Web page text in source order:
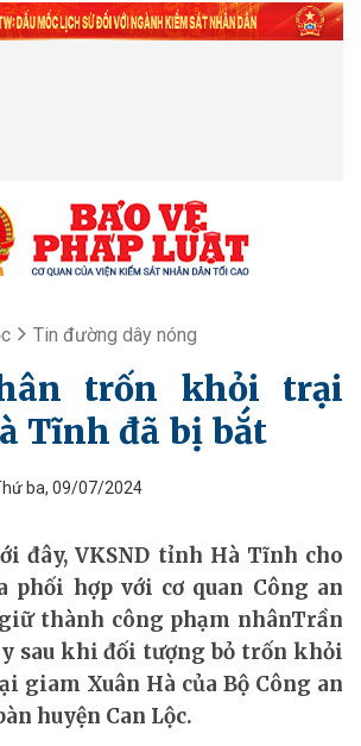
Tin đường dây nóng
trốn khỏi trại
Tĩnh đã bị bắt
ba, 09/07/2024
đây, VKSND tỉnh Hà Tĩnh cho
phối hợp với cơ quan Công an
thành công phạm nhânTrần
sau khi đối tượng bỏ trốn khỏi
giam Xuân Hà của Bộ Công an
huyện Can Lộc.